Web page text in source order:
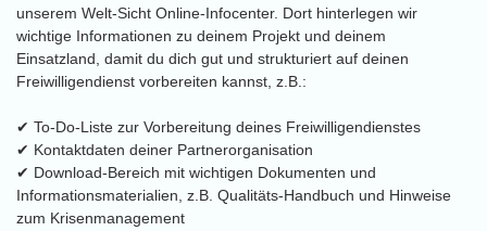
unserem Welt-Sicht Online-Infocenter. Dort hinterlegen wir
wichtige Informationen zu deinem Projekt und deinem
Einsatzland, damit du dich gut und strukturiert auf deinen
Freiwilligendienst vorbereiten kannst, z.B.:
✔ To-Do-Liste zur Vorbereitung deines Freiwilligendienstes
✔ Kontaktdaten deiner Partnerorganisation
✔ Download-Bereich mit wichtigen Dokumenten und
Informationsmaterialien, z.B. Qualitäts-Handbuch und Hinweise
zum Krisenmanagement